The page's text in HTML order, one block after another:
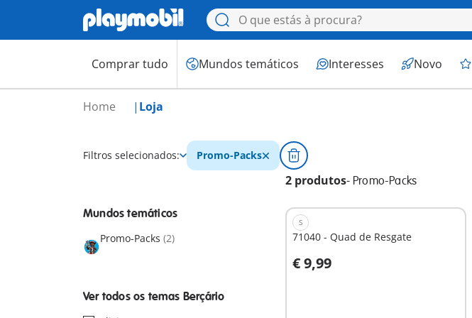
Comprar tudo Mundos temáticos Interesses Novo
Home Loja
Filtros selecionados: Promo-Packs
2 produtos- Promo-Packs
Mundos temáticos
Promo-Packs (2)
Ver todos os temas Berçário
S
71040 - Quad de Resgate
€ 9,99
Ao carrinho